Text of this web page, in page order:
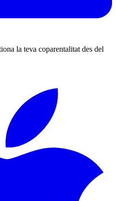
la teva coparentalitat des del